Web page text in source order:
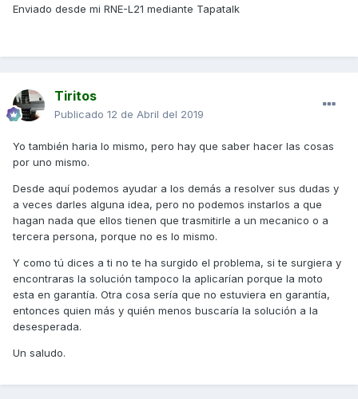
Enviado desde mi RNE-L21 mediante Tapatalk
Tiritos
Publicado 12 de Abril del 2019
Yo también haria lo mismo, pero hay que saber hacer las cosas
por uno mismo.
Desde aquí podemos ayudar a los demás a resolver sus dudas y
a veces darles alguna idea, pero no podemos instarlos a que
hagan nada que ellos tienen que trasmitirle a un mecanico o a
tercera persona, porque no es lo mismo.
Y como tú dices a ti no te ha surgido el problema, si te surgiera y
encontraras la solución tampoco la aplicarían porque la moto
esta en garantía. Otra cosa sería que no estuviera en garantía,
entonces quien más y quién menos buscaría la solución a la
desesperada.
Un saludo.